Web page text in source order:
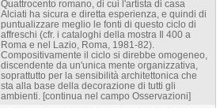
Quattrocento romano, di cui l'artista di casa
Alciati ha sicura e diretta esperienza, e quindi di
puntualizzare meglio le fonti di questo ciclo di
affreschi (cfr. i cataloghi della mostra Il 400 a
Roma e nel Lazio, Roma, 1981-82).
Compositivamente il ciclo si direbbe omogeneo,
discendente da un'unica mente organizzativa,
soprattutto per la sensibilità architettonica che
sta alla base della decorazione di tutti gli
ambienti. [continua nel campo Osservazioni]